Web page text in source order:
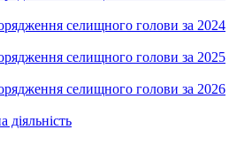
селищного голови за 2024
селищного голови за 2025
селищного голови за 2026
діяльність